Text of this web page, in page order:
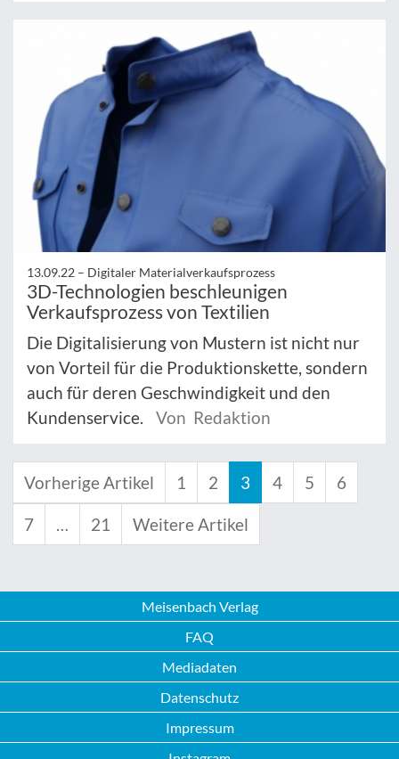
13.09.22 – Digitaler Materialverkaufsprozess
3D-Technologien beschleunigen
Verkaufsprozess von Textilien
Die Digitalisierung von Mustern ist nicht nur
von Vorteil für die Produktionskette, sondern
auch für deren Geschwindigkeit und den
Kundenservice.
Von Redaktion
Vorherige Artikel 1 2 3 4 5 6
7 … 21 Weitere Artikel
Meisenbach Verlag
FAQ
Mediadaten
Datenschutz
Impressum